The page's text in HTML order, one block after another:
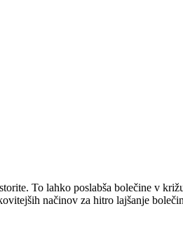
To lahko poslabša bolečine v
načinov za hitro lajšanje